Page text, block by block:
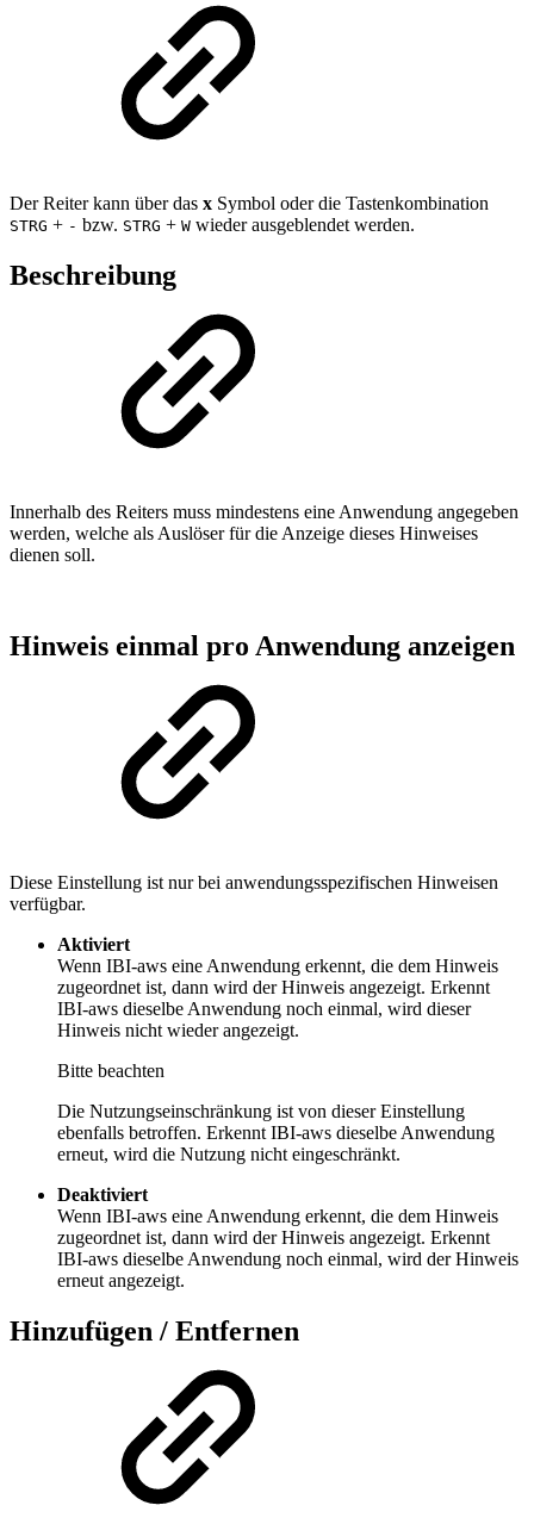
Der Reiter kann über das x Symbol oder die Tastenkombination
STRG + - bzw. STRG + W wieder ausgeblendet werden.
Beschreibung
Innerhalb des Reiters muss mindestens eine Anwendung angegeben
werden, welche als Auslöser für die Anzeige dieses Hinweises
dienen soll.
Hinweis einmal pro Anwendung anzeigen
Diese Einstellung ist nur bei anwendungsspezifischen Hinweisen
verfügbar.
Aktiviert
Wenn IBI-aws eine Anwendung erkennt, die dem Hinweis
zugeordnet ist, dann wird der Hinweis angezeigt. Erkennt
IBI-aws dieselbe Anwendung noch einmal, wird dieser
Hinweis nicht wieder angezeigt.
Bitte beachten
Die Nutzungseinschränkung ist von dieser Einstellung
ebenfalls betroffen. Erkennt IBI-aws dieselbe Anwendung
erneut, wird die Nutzung nicht eingeschränkt.
Deaktiviert
Wenn IBI-aws eine Anwendung erkennt, die dem Hinweis
zugeordnet ist, dann wird der Hinweis angezeigt. Erkennt
IBI-aws dieselbe Anwendung noch einmal, wird der Hinweis
erneut angezeigt.
Hinzufügen / Entfernen